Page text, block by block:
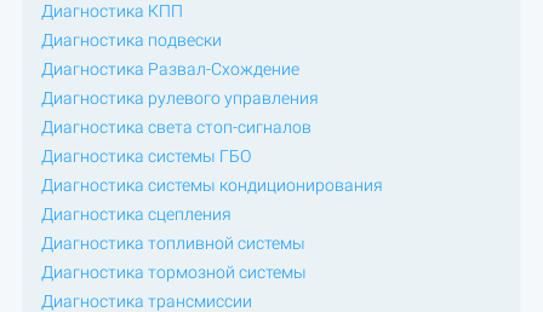
Диагностика КПП
Диагностика подвески
Диагностика Развал-Схождение
Диагностика рулевого управления
Диагностика света стоп-сигналов
Диагностика системы ГБО
Диагностика системы кондиционирования
Диагностика сцепления
Диагностика топливной системы
Диагностика тормозной системы
Диагностика трансмиссии